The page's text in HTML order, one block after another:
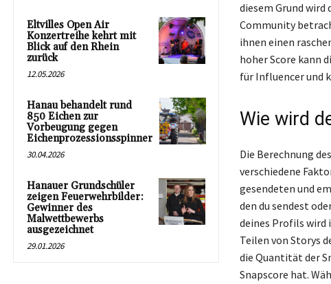
Eltvilles Open Air
Konzertreihe kehrt mit
Blick auf den Rhein
zurück
12.05.2026
Hanau behandelt rund
850 Eichen zur
Vorbeugung gegen
Eichenprozessionsspinner
30.04.2026
Hanauer Grundschüler
zeigen Feuerwehrbilder:
Gewinner des
Malwettbewerbs
ausgezeichnet
29.01.2026
diesem Grund
Community
ihnen einen
hoher Score kann
für Influencer und
Wie wird
Die Berechnung
verschiedene
gesendeten und
den du sendest
deines Profils wird
Teilen von Storys
die Quantität der
Snapscore hat.